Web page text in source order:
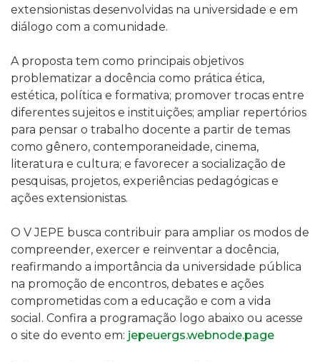
extensionistas desenvolvidas na universidade e em
diálogo com a comunidade.
A proposta tem como principais objetivos
problematizar a docência como prática ética,
estética, política e formativa; promover trocas entre
diferentes sujeitos e instituições; ampliar repertórios
para pensar o trabalho docente a partir de temas
como gênero, contemporaneidade, cinema,
literatura e cultura; e favorecer a socialização de
pesquisas, projetos, experiências pedagógicas e
ações extensionistas.
O V JEPE busca contribuir para ampliar os modos de
compreender, exercer e reinventar a docência,
reafirmando a importância da universidade pública
na promoção de encontros, debates e ações
comprometidas com a educação e com a vida
social. Confira a programação logo abaixo ou acesse
o site do evento em: jepeuergs.webnode.page